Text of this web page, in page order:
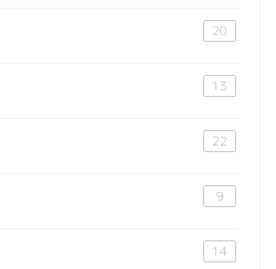
20
13
22
9
14